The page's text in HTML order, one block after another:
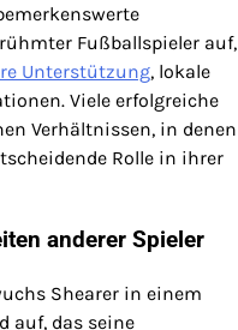
Fußballspieler auf,
Unterstützung, lokale
Viele erfolgreiche
Verhältnissen, in denen
Rolle in ihrer
anderer Spieler
Shearer in einem
auf, das seine